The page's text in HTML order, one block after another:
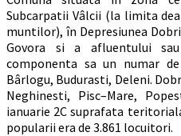
Subcarpatii Vâlcii (la limita
muntilor), în Depresiunea
Govora si a afluentului
componenta sa un numar
Bârlogu, Budurasti, Deleni.
Neghinesti, Pisc–Mare,
ianuarie 2C suprafata
popularii era de 3.861 locuitori.